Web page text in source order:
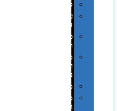
ספורט
על
השולחן…
פינוק
וספא
מזוודות
ותיקי
נסיעות
מטריות
מוצרי
חוף